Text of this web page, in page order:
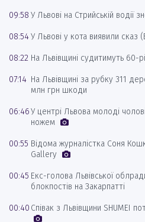
09:58 У Львові на Стрийській водії
08:54У Львові у кота виявили сказ
08:22 На Львівщині судитимуть 60-
07:14 На Львівщині за рубку 311
млн грн шкоди
06:46У центрі Львова молоді
ножем
00:55 Відома журналістка Соня
Gallery
00:45 Екс-голова Львівської
блокпостів на Закарпатті
00:40 Співак з Львівщини SHUMEI